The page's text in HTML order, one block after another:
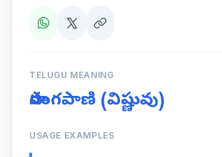
TELUGU MEANING
సారంగపాణి (విష్ణువు)
USAGE EXAMPLES